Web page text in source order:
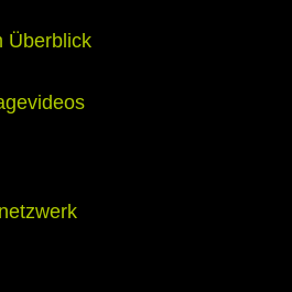
Überblick